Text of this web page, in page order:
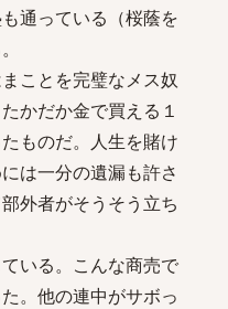
通っている（桜蔭を
ことを完璧なメス奴
かだか金で買える１
ものだ。人生を賭け
は一分の遺漏も許さ
外者がそうそう立ち
いる。こんな商売で
。他の連中がサボっ